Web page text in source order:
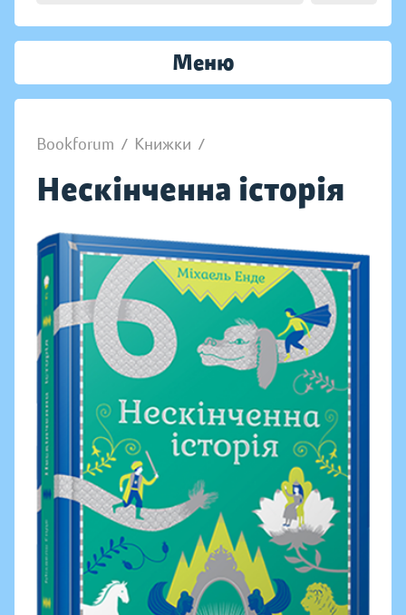
Меню
Bookforum / Книжки /
Нескінченна історія